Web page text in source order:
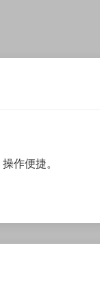
作便捷。